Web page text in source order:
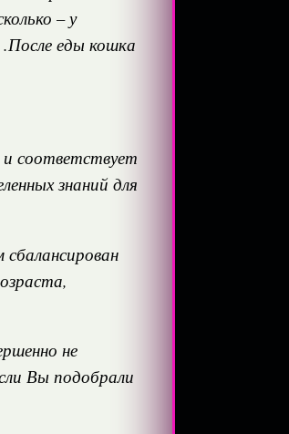
– у
еды кошка
и соответствует
знаний для
не
Вы подобрали